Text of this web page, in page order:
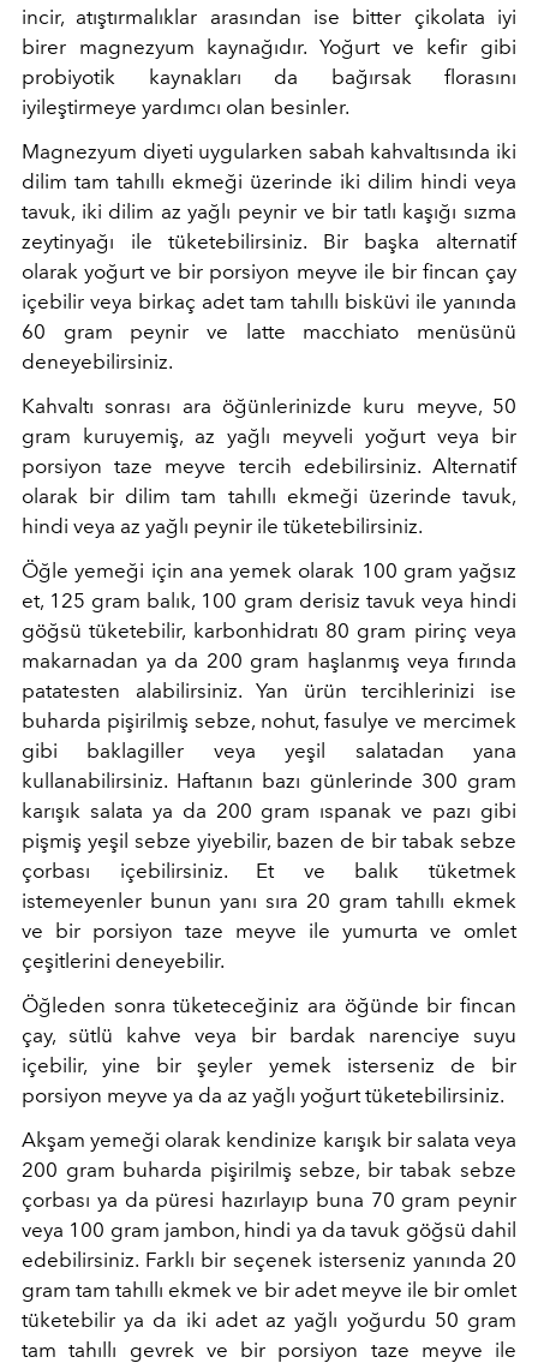
incir, atıştırmalıklar arasından ise bitter çikolata iyi
birer magnezyum kaynağıdır. Yoğurt ve kefir gibi
probiyotik kaynakları da bağırsak florasını
iyileştirmeye yardımcı olan besinler.
Magnezyum diyeti uygularken sabah kahvaltısında iki
dilim tam tahıllı ekmeği üzerinde iki dilim hindi veya
tavuk, iki dilim az yağlı peynir ve bir tatlı kaşığı sızma
zeytinyağı ile tüketebilirsiniz. Bir başka alternatif
olarak yoğurt ve bir porsiyon meyve ile bir fincan çay
içebilir veya birkaç adet tam tahıllı bisküvi ile yanında
60 gram peynir ve latte macchiato menüsünü
deneyebilirsiniz.
Kahvaltı sonrası ara öğünlerinizde kuru meyve, 50
gram kuruyemiş, az yağlı meyveli yoğurt veya bir
porsiyon taze meyve tercih edebilirsiniz. Alternatif
olarak bir dilim tam tahıllı ekmeği üzerinde tavuk,
hindi veya az yağlı peynir ile tüketebilirsiniz.
Öğle yemeği için ana yemek olarak 100 gram yağsız
et, 125 gram balık, 100 gram derisiz tavuk veya hindi
göğsü tüketebilir, karbonhidratı 80 gram pirinç veya
makarnadan ya da 200 gram haşlanmış veya fırında
patatesten alabilirsiniz. Yan ürün tercihlerinizi ise
buharda pişirilmiş sebze, nohut, fasulye ve mercimek
gibi baklagiller veya yeşil salatadan yana
kullanabilirsiniz. Haftanın bazı günlerinde 300 gram
karışık salata ya da 200 gram ıspanak ve pazı gibi
pişmiş yeşil sebze yiyebilir, bazen de bir tabak sebze
çorbası içebilirsiniz. Et ve balık tüketmek
istemeyenler bunun yanı sıra 20 gram tahıllı ekmek
ve bir porsiyon taze meyve ile yumurta ve omlet
çeşitlerini deneyebilir.
Öğleden sonra tüketeceğiniz ara öğünde bir fincan
çay, sütlü kahve veya bir bardak narenciye suyu
içebilir, yine bir şeyler yemek isterseniz de bir
porsiyon meyve ya da az yağlı yoğurt tüketebilirsiniz.
Akşam yemeği olarak kendinize karışık bir salata veya
200 gram buharda pişirilmiş sebze, bir tabak sebze
çorbası ya da püresi hazırlayıp buna 70 gram peynir
veya 100 gram jambon, hindi ya da tavuk göğsü dahil
edebilirsiniz. Farklı bir seçenek isterseniz yanında 20
gram tam tahıllı ekmek ve bir adet meyve ile bir omlet
tüketebilir ya da iki adet az yağlı yoğurdu 50 gram
tam tahıllı gevrek ve bir porsiyon taze meyve ile